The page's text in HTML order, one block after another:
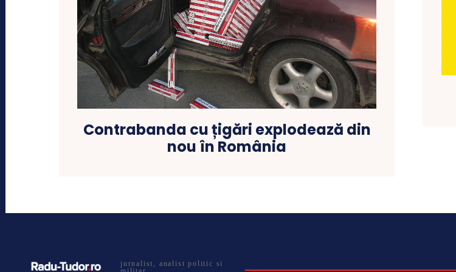
Contrabanda cu țigări explodează din
nou în România
jurnalist, analist politic si